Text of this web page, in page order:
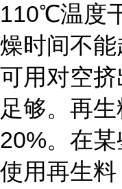
110℃温度
燥时间不
可用对空
足够。再
20%。在
使用再生